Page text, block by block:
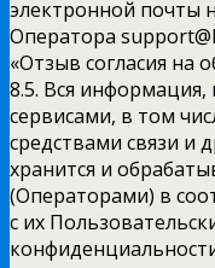
электронной почты
Оператора
«Отзыв согласия на
8.5. Вся информация,
сервисами, в том
средствами связи и
хранится и
(Операторами) в
с их